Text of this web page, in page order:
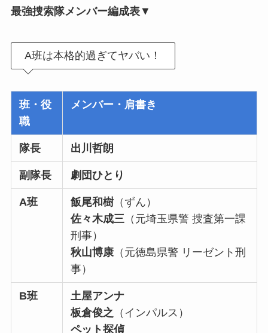
最強捜索隊メンバー編成表▼
A班は本格的過ぎてヤバい！
班・役
職
メンバー・肩書き
隊長 出川哲朗
副隊長 劇団ひとり
A班 飯尾和樹 （ずん）
佐々木成三 （元埼玉県警 捜査第一課
刑事）
秋山博康 （元徳島県警 リーゼント刑
事）
B班
土屋アンナ
板倉俊之 （インパルス）
ペット探偵